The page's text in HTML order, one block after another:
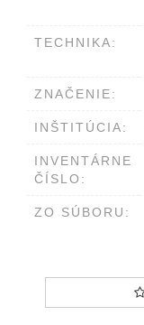
TECHNIKA:
ZNAČENIE:
INŠTITÚCIA:
INVENTÁRNE
ČÍSLO:
ZO SÚBORU: